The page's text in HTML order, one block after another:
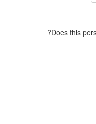
Does this